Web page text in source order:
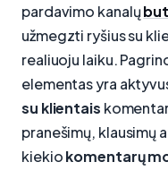
pardavimo kanalų
užmegzti ryšius su
realiuoju laiku.
elementas yra
su klientais
pranešimų, klausimų
kiekiokomentarų